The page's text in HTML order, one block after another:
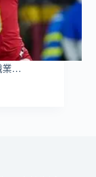
業…